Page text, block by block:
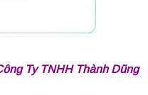
Ty TNHH Thành Dũng